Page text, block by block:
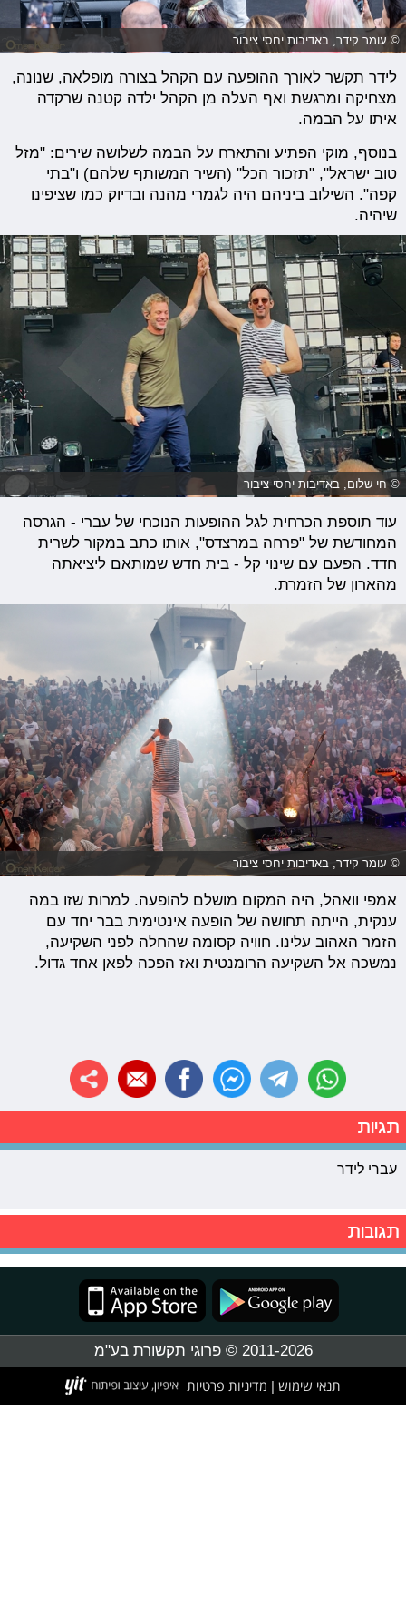
© עומר קידר, באדיבות יחסי ציבור
לידר תקשר לאורך ההופעה עם הקהל בצורה מופלאה, שנונה,
מצחיקה ומרגשת ואף העלה מן הקהל ילדה קטנה שרקדה
איתו על הבמה.
בנוסף, מוקי הפתיע והתארח על הבמה לשלושה שירים: "מזל
טוב ישראל", "תזכור הכל" (השיר המשותף שלהם) ו"בתי
קפה". השילוב ביניהם היה לגמרי מהנה ובדיוק כמו שציפינו
שיהיה.
© חי שלום, באדיבות יחסי ציבור
עוד תוספת הכרחית לגל ההופעות הנוכחי של עברי - הגרסה
המחודשת של "פרחה במרצדס", אותו כתב במקור לשרית
חדד. הפעם עם שינוי קל - בית חדש שמותאם ליציאתה
מהארון של הזמרת.
© עומר קידר, באדיבות יחסי ציבור
אמפי וואהל, היה המקום מושלם להופעה. למרות שזו במה
ענקית, הייתה תחושה של הופעה אינטימית בבר יחד עם
הזמר האהוב עלינו. חוויה קסומה שהחלה לפני השקיעה,
נמשכה אל השקיעה הרומנטית ואז הפכה לפאן אחד גדול.
תגיות
עברי לידר
תגובות
2011-2026 © פרוגי תקשורת בע"מ
תנאי שימוש מדיניות פרטיות